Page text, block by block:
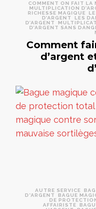
COMMENT ON FAIT LA
MULTIPLICATION
RICHESSE MAGIQUE
D’ARGENT
LES
D’ARGENT
D’ARGENT SANS
Comment
d’argent
AUTRE SERVICE
D'ARGENT
BAGUE
DE
AFFAIRISTE